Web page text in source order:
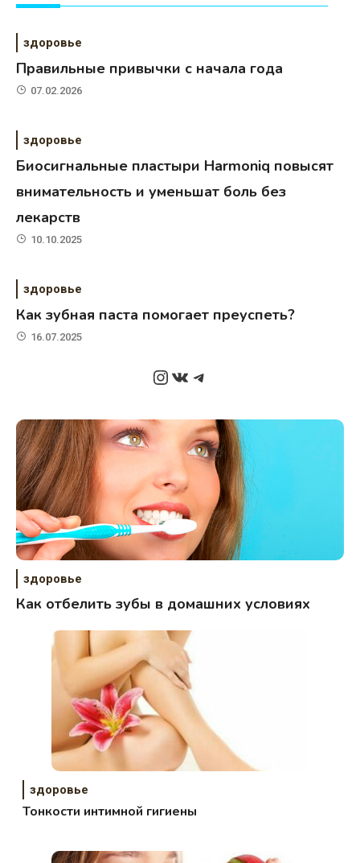
здоровье
Правильные привычки с начала года
07.02.2026
здоровье
Биосигнальные пластыри Harmoniq повысят
внимательность и уменьшат боль без
лекарств
10.10.2025
здоровье
Как зубная паста помогает преуспеть?
16.07.2025
Instagram
ВКонтакте
Telegram
здоровье
Как отбелить зубы в домашних условиях
здоровье
Тонкости интимной гигиены